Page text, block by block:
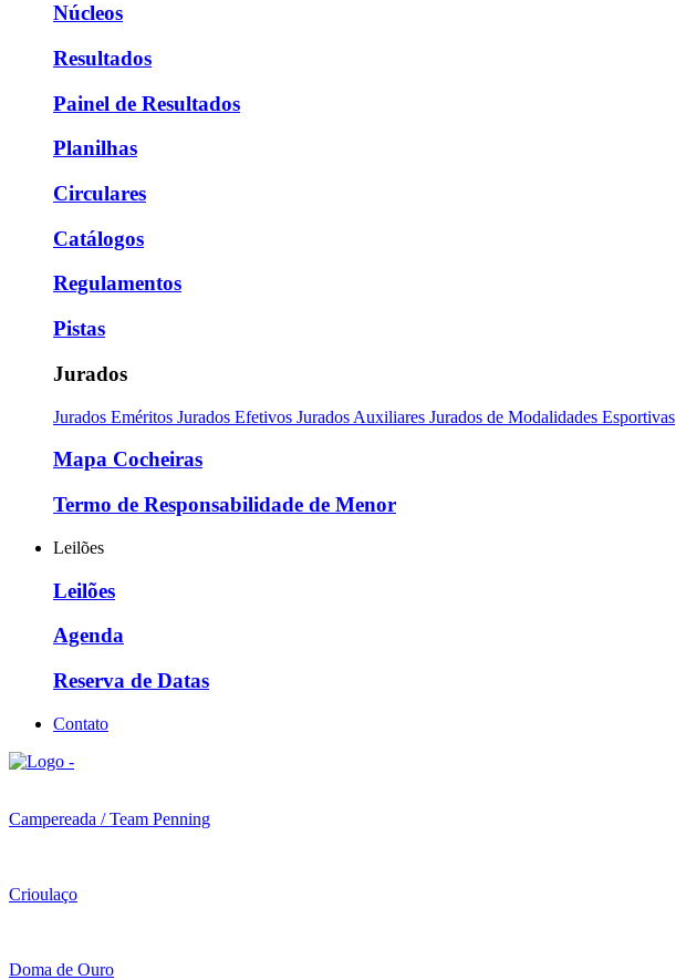
Núcleos
Resultados
Painel de Resultados
Planilhas
Circulares
Catálogos
Regulamentos
Pistas
Jurados
Jurados Eméritos Jurados Efetivos Jurados Auxiliares Jurados de Modalidades Esportivas
Mapa Cocheiras
Termo de Responsabilidade de Menor
Leilões
Leilões
Agenda
Reserva de Datas
Contato
Campereada / Team Penning
Crioulaço
Doma de Ouro